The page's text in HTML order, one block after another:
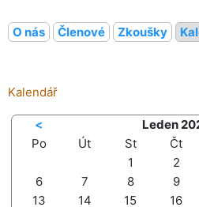
O nás Členové Zkoušky
Kalendář
< Leden
Po
Út St Čt
1
2
6
7 8 9
13
14 15 16